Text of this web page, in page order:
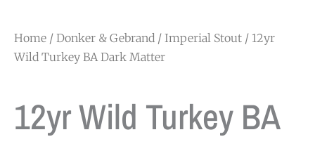
Home / Donker & Gebrand / Imperial Stout / 12yr
Wild Turkey BA Dark Matter
12yr Wild Turkey BA